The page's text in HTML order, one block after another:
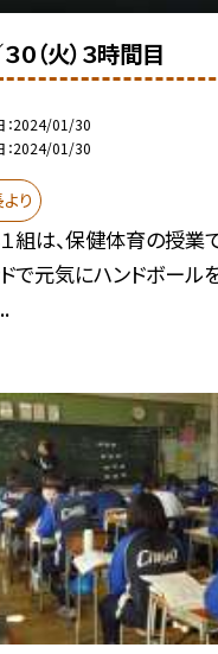
０（火）３時間目
2024/01/30
2024/01/30
り
組は、保健体育の授業
で元気にハンドボール